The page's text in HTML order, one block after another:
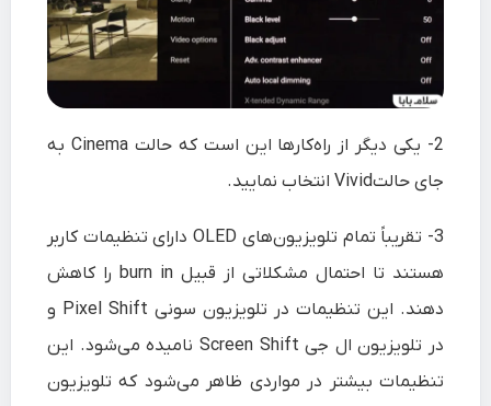
2-
یکی دیگر از راه‌کارها این است که حالت Cinema به
جای حالتVivid انتخاب نمایید.
3-
تقریباً تمام تلویزیون‌های OLED دارای تنظیمات کاربر
هستند تا احتمال مشکلاتی از قبیل burn in را کاهش
دهند. این تنظیمات در تلویزیون سونی Pixel Shift و
در تلویزیون ال جی Screen Shift نامیده می‌شود. این
تنظیمات بیشتر در مواردی ظاهر می‌شود که تلویزیون